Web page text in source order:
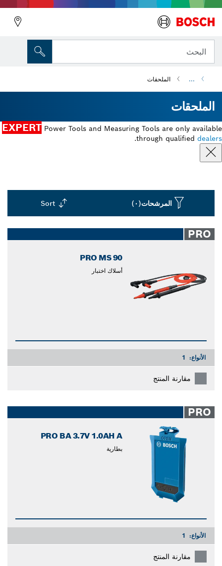
البحث
... الملحقات
الملحقات
EXPERT Power Tools and Measuring Tools are only available
through qualified dealers
.
المرشحات(٠) Sort
closed
PRO
PRO MS 90
أسلاك اختبار
الأنواع: 1
مقارنة المنتج
PRO
PRO BA 3.7V 1.0AH A
بطارية
الأنواع: 1
مقارنة المنتج